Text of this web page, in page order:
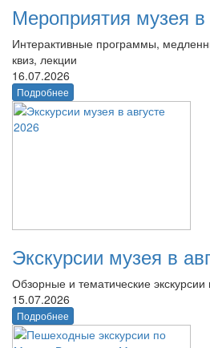
Мероприятия музея в
Интерактивные программы,
квиз, лекции
16.07.2026
Подробнее
Экскурсии музея в
Обзорные и тематические
15.07.2026
Подробнее